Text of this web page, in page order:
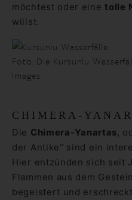
möchtest oder einetolle
willst.
Foto: Die Kursunlu
Images
CHIMERA-
Die Chimera-Yanartas,
der Antike“ sind ein
Hier entzünden sich seit
Flammen aus dem
begeistert und